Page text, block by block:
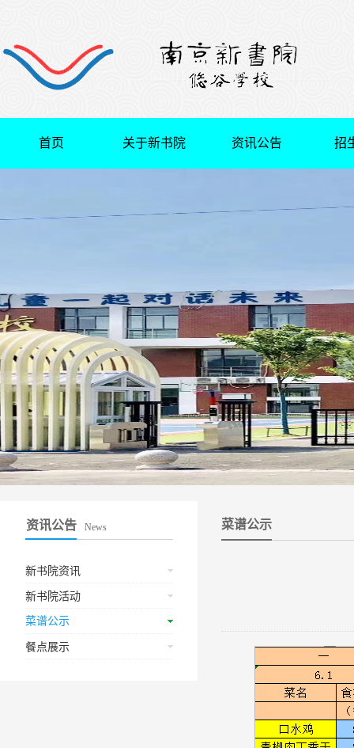
首页 关于新书院 资讯公告 招
资讯公告 News
新书院资讯
新书院活动
菜谱公示
餐点展示
菜谱公示